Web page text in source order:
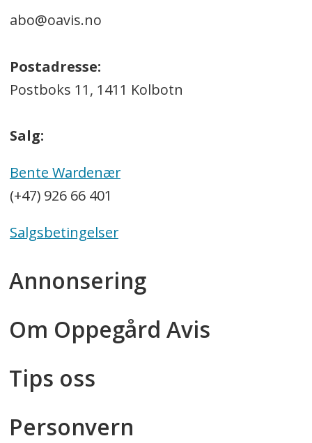
abo@oavis.no
Postadresse:
Postboks 11, 1411 Kolbotn
Salg:
Bente Wardenær
(+47) 926 66 401
Salgsbetingelser
Annonsering
Om Oppegård Avis
Tips oss
Personvern